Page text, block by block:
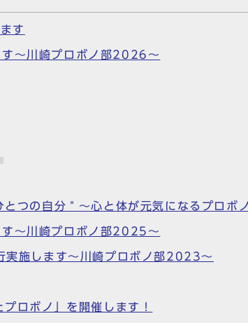
す
す～川崎プロボノ部2026～
つの自分＂～心と体が元気になるプロボ
す～川崎プロボノ部2025～
実施します～川崎プロボノ部2023～
ロボノ」を開催します！